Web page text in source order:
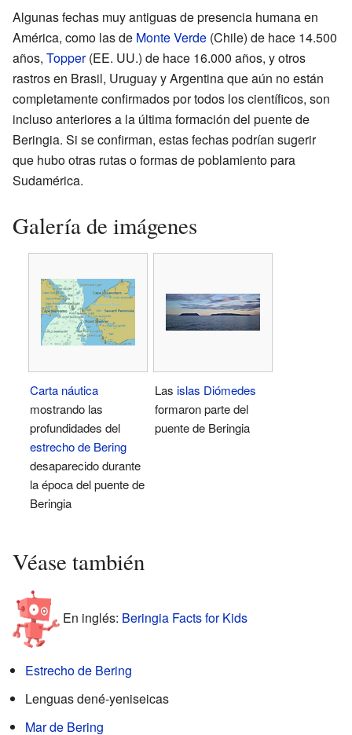
Algunas fechas muy antiguas de presencia humana en
América, como las de Monte Verde (Chile) de hace 14.500
años, Topper(EE. UU.) de hace 16.000 años, y otros
rastros en Brasil, Uruguay y Argentina que aún no están
completamente confirmados por todos los científicos, son
incluso anteriores a la última formación del puente de
Beringia. Si se confirman, estas fechas podrían sugerir
que hubo otras rutas o formas de poblamiento para
Sudamérica.
Galería de imágenes
Carta náutica
mostrando las
profundidades del
estrecho de Bering
desaparecido durante
la época del puente de
Beringia
Las islas Diómedes
formaron parte del
puente de Beringia
Véase también
En inglés: Beringia Facts for Kids
Estrecho de Bering
Lenguas dené-yeniseicas
Mar de Bering